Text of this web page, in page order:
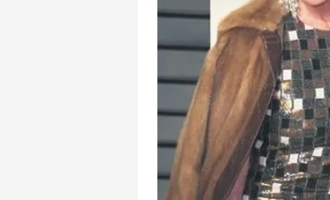
amacıyla
reklam/pazarlama
Çerezlere ilişkin
butonuna tıklayabilir,
6698 sayılı Kişisel
mevzuata uygun olarak